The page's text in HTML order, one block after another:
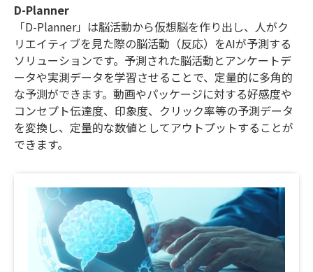
D-Planner
「D-Planner」は脳活動から仮想脳を作り出し、人がク
リエイティブを見た際の脳活動（反応）をAIが予測する
ソリューションです。予測された脳活動とアンケートデ
ータや実測データを学習させることで、定量的に多角的
な予測ができます。動画やパッケージに対する好感度や
コンセプト伝達度、印象度、クリック率等の予測データ
を変換し、定量的な数値としてアウトプットすることが
できます。